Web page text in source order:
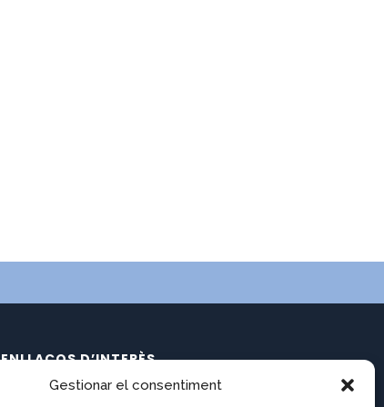
Gestionar el consentiment
ENLLAÇOS D’INTERÈS
Calendari